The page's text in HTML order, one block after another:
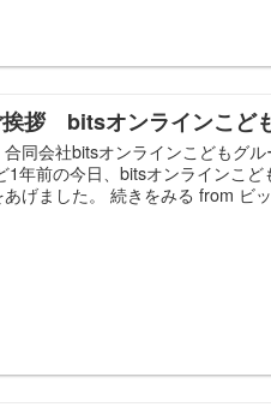
挨拶 bitsオンラインこど
合同会社bitsオンラインこどもグ
1年前の今日、bitsオンラインこ
あげました。 続きをみる from ビ